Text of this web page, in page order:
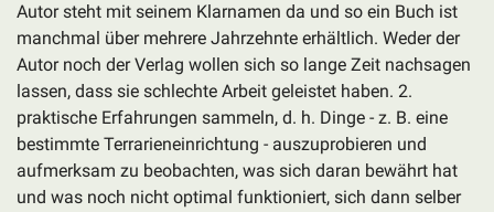
Autor steht mit seinem Klarnamen da und so ein Buch ist
manchmal über mehrere Jahrzehnte erhältlich. Weder der
Autor noch der Verlag wollen sich so lange Zeit nachsagen
lassen, dass sie schlechte Arbeit geleistet haben. 2.
praktische Erfahrungen sammeln, d. h. Dinge - z. B. eine
bestimmte Terrarieneinrichtung - auszuprobieren und
aufmerksam zu beobachten, was sich daran bewährt hat
und was noch nicht optimal funktioniert, sich dann selber